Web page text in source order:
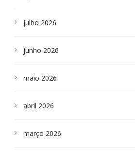
julho 2026
junho 2026
maio 2026
abril 2026
março 2026